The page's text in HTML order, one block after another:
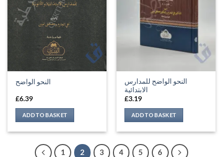
النحو الواضح
£6.39
ADD TO BASKET
النحو الواضح للمدارس
الابتدائية
£3.19
ADD TO BASKET
1 2 3 4 5 6